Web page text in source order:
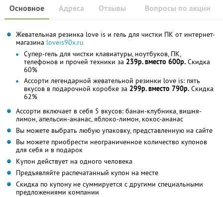
Основное Отзывы Вопросы по акции
Адреса
Жевательная резинка love is и гель для чистки ПК от интернет-
магазина loveis90x.ru
Супер-гель для чистки клавиатуры, ноутбуков, ПК,
телефонов и прочей техники за 239р. вместо 600р. Скидка
60%
Ассорти легендарной жевательной резинки love is: пять
вкусов в подарочной коробке за 299р. вместо 790р. Скидка
62%
Ассорти включает в себя 5 вкусов: банан-клубника, вишня-
лимон, апельсин-ананас, яблоко-лимон, кокос-ананас
Вы можете выбрать любую упаковку, представленную на сайте
Вы можете приобрести неограниченное количество купонов
для себя и в подарок
Купон действует на одного человека
Предъявляйте распечатанный купон на месте
Скидка по купону не суммируется с другими специальными
предложениями компании